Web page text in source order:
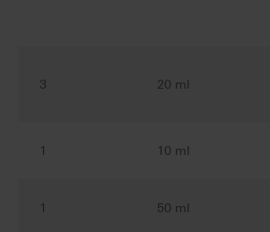
3 20 ml
1 10 ml
1 50 ml